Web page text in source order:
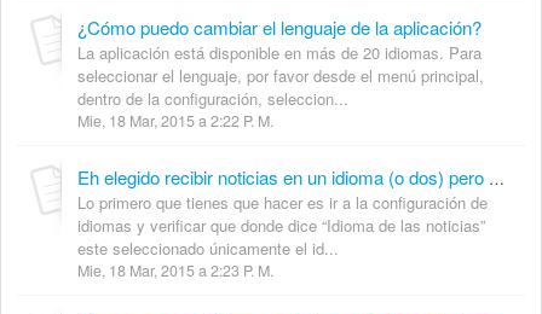
¿Cómo puedo cambiar el lenguaje de la aplicación?
La aplicación está disponible en más de 20 idiomas. Para
seleccionar el lenguaje, por favor desde el menú principal,
dentro de la configuración, seleccion...
Mie, 18 Mar, 2015 a 2:22 P. M.
Eh elegido recibir noticias en un idioma (o dos) pero estoy viendo las noticias en otro idioma, ¿Qué puedo hacer?
Lo primero que tienes que hacer es ir a la configuración de
idiomas y verificar que donde dice “Idioma de las noticias”
este seleccionado únicamente el id...
Mie, 18 Mar, 2015 a 2:23 P. M.